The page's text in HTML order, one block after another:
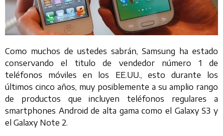
Como muchos de ustedes sabrán, Samsung ha estado
conservando el titulo de vendedor número 1 de
teléfonos móviles en los EE.UU., esto durante los
últimos cinco años, muy posiblemente a su amplio rango
de productos que incluyen teléfonos regulares a
smartphones Android de alta gama como el Galaxy S3 y
el Galaxy Note 2.